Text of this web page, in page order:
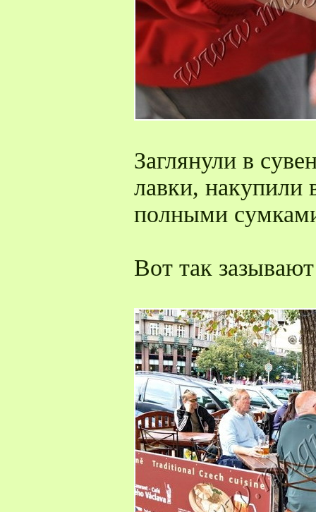
Заглянули в
лавки, накупили
полными
Вот так